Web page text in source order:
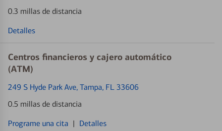
0.3 millas de distancia
Detalles
Centros financieros y cajero automático
(ATM)
249 S Hyde Park Ave, Tampa, FL 33606
0.5 millas de distancia
Programe una cita | Detalles